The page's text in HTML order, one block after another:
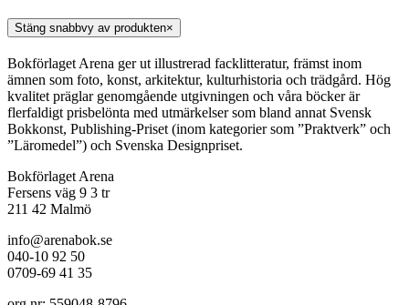
Stäng snabbvy av produkten×
Bokförlaget Arena ger ut illustrerad facklitteratur, främst inom
ämnen som foto, konst, arkitektur, kulturhistoria och trädgård. Hög
kvalitet präglar genomgående utgivningen och våra böcker är
flerfaldigt prisbelönta med utmärkelser som bland annat Svensk
Bokkonst, Publishing-Priset (inom kategorier som ”Praktverk” och
”Läromedel”) och Svenska Designpriset.
Bokförlaget Arena
Fersens väg 9 3 tr
211 42 Malmö
info@arenabok.se
040-10 92 50
0709-69 41 35